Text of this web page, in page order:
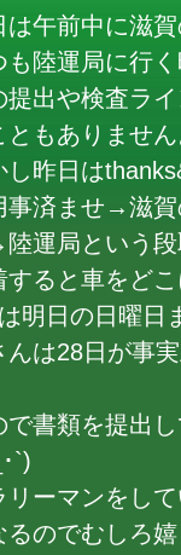
は午前中に滋
も陸運局に行
提出や検査ラ
ともありませ
し昨日は
事済ませ→滋賀
運局という
すると車をど
明日の日曜日
んは28日が事
で書類を提出
`)
リーマンをし
るのでむしろ